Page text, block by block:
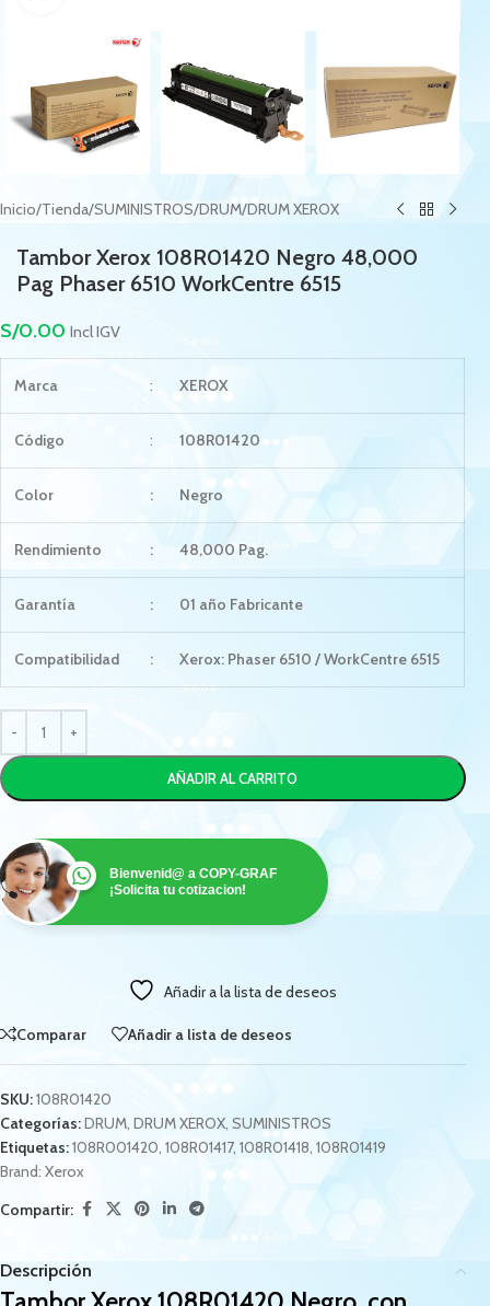
Inicio/Tienda/SUMINISTROS/DRUM/DRUM XEROX
Tambor Xerox 108R01420 Negro 48,000
Pag Phaser 6510 WorkCentre 6515
S/0.00 Incl IGV
Marca : XEROX
Código : 108R01420
Color : Negro
Rendimiento : 48,000 Pag.
Garantía : 01 año Fabricante
Compatibilidad : Xerox: Phaser 6510 / WorkCentre 6515
AÑADIR AL CARRITO
Bienvenid@ a COPY-GRAF
¡Solicita tu cotizacion!
Añadir a la lista de deseos
Comparar Añadir a lista de deseos
SKU:108R01420
Categorías:DRUM, DRUM XEROX, SUMINISTROS
Etiquetas:108R001420, 108R01417, 108R01418, 108R01419
Brand: Xerox
Compartir:
Descripción